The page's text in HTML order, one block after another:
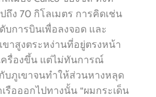
ถึง 70 กิโลเมตร การคิดเช่น
การบินเพื่อลงจอด และ
ขาสูงตระหง่านที่อยู่ตรงหน้า
ครื่องขึ้น แต่ไม่ทันการณ์
บภูเขาจนทำให้ส่วนหางหลุด
รือออกไปทางนั้น “ผมกระเด็น